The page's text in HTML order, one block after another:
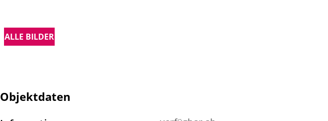
ALLE BILDER
Objektdaten